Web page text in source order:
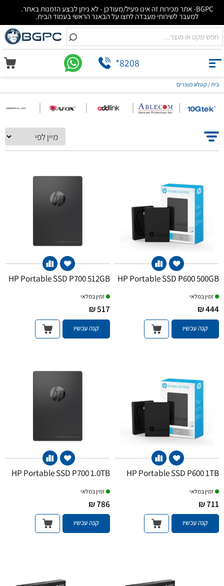
BGPC- אתר מכירות זה אינו פעיל/מעודכן - לא ניתן לבצע הזמנות באתר.
למעבר לשירותי מעבדה לחצו על הבאנר הראשי בעמוד הבית.
*8208
בית/ קטלוג מוצרים
HP Portable SSD P600 500GB
זמין במלאי
444 ₪
קנה עכשיו
HP Portable SSD P700 512GB
זמין במלאי
517 ₪
קנה עכשיו
HP Portable SSD P600 1TB
זמין במלאי
711 ₪
קנה עכשיו
HP Portable SSD P700 1.0TB
זמין במלאי
786 ₪
קנה עכשיו